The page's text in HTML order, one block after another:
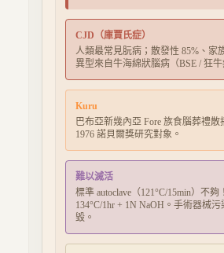
CJD（庫賈氏症）
人類最常見朊病；散發性 85%、家
異型來自牛海綿狀腦病（BSE / 狂牛
Kuru
巴布亞新幾內亞 Fore 族食腦葬禮散
1976 諾貝爾獎研究對象。
難以滅活
標準 autoclave（121°C/15min）不夠
134°C/1hr + 1N NaOH。手術器械
毀。